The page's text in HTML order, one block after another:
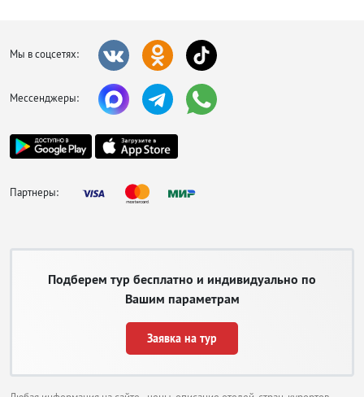
Мы в соцсетях:
Мессенджеры:
Партнеры:
Подберем тур бесплатно и индивидуально по
Вашим параметрам
Заявка на тур